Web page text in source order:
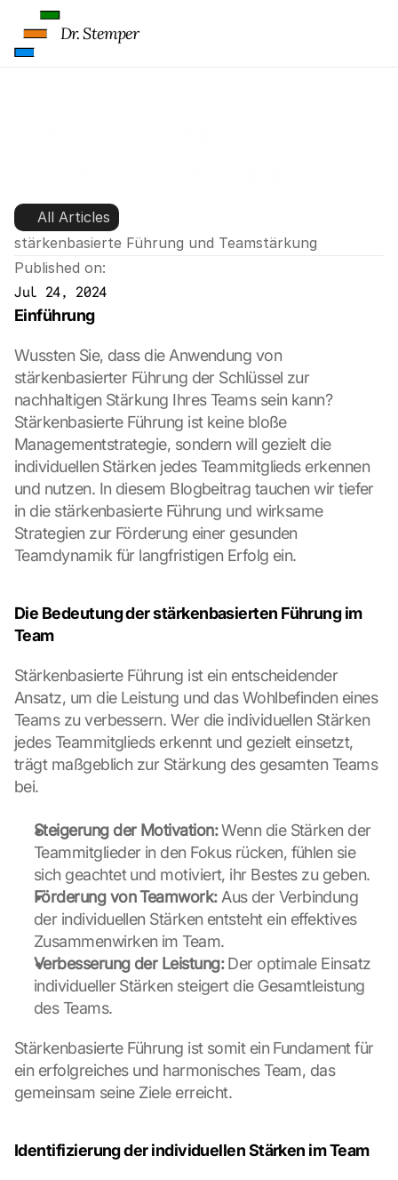
Teamstärkung
All Articles
stärkenbasierte Führung und Teamstärkung
Published on:
Jul 24, 2024
Einführung
Wussten Sie, dass die Anwendung von
stärkenbasierter Führung der Schlüssel zur
nachhaltigen Stärkung Ihres Teams sein kann?
Stärkenbasierte Führung ist keine bloße
Managementstrategie, sondern will gezielt die
individuellen Stärken jedes Teammitglieds erkennen
und nutzen. In diesem Blogbeitrag tauchen wir tiefer
in die stärkenbasierte Führung und wirksame
Strategien zur Förderung einer gesunden
Teamdynamik für langfristigen Erfolg ein.
Die Bedeutung der stärkenbasierten Führung im
Team
Stärkenbasierte Führung ist ein entscheidender
Ansatz, um die Leistung und das Wohlbefinden eines
Teams zu verbessern. Wer die individuellen Stärken
jedes Teammitglieds erkennt und gezielt einsetzt,
trägt maßgeblich zur Stärkung des gesamten Teams
bei.
Steigerung der Motivation: Wenn die Stärken der
Teammitglieder in den Fokus rücken, fühlen sie
sich geachtet und motiviert, ihr Bestes zu geben.
Förderung von Teamwork: Aus der Verbindung
der individuellen Stärken entsteht ein effektives
Zusammenwirken im Team.
Verbesserung der Leistung: Der optimale Einsatz
individueller Stärken steigert die Gesamtleistung
des Teams.
Stärkenbasierte Führung ist somit ein Fundament für
ein erfolgreiches und harmonisches Team, das
gemeinsam seine Ziele erreicht.
Identifizierung der individuellen Stärken im Team
Dr. Stemper